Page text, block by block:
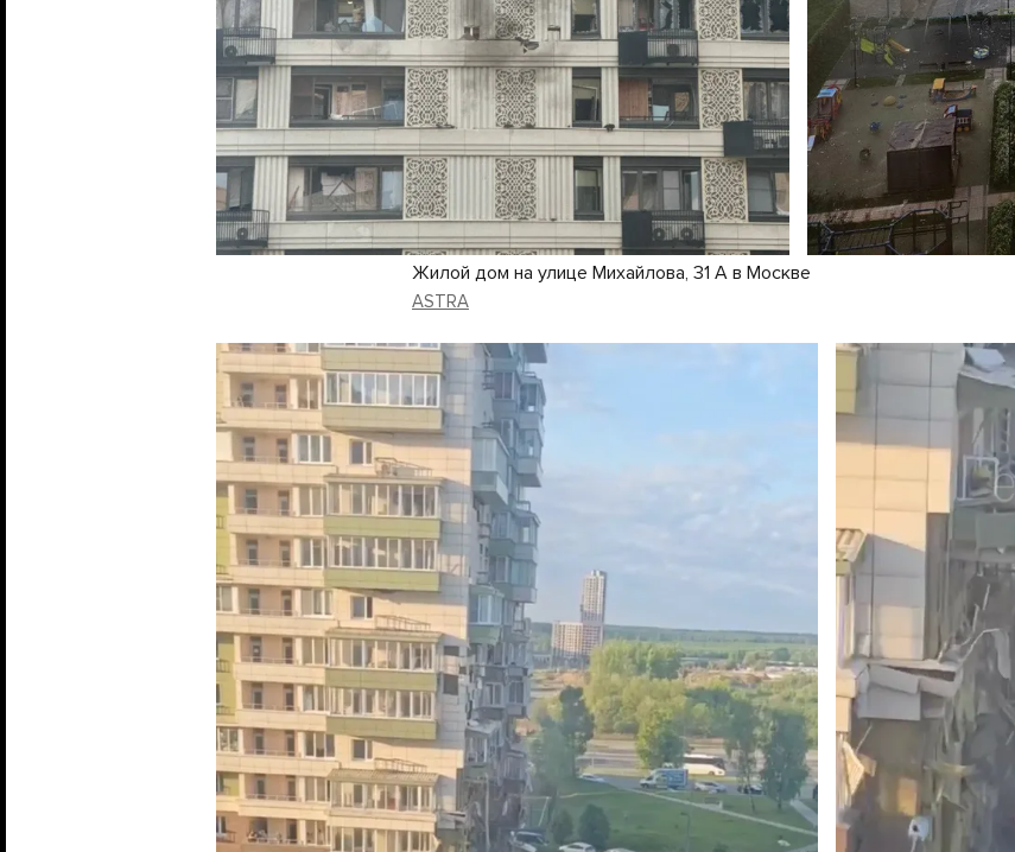
Жилой дом на улице Михайлова, 31 А в Москве
ASTRA